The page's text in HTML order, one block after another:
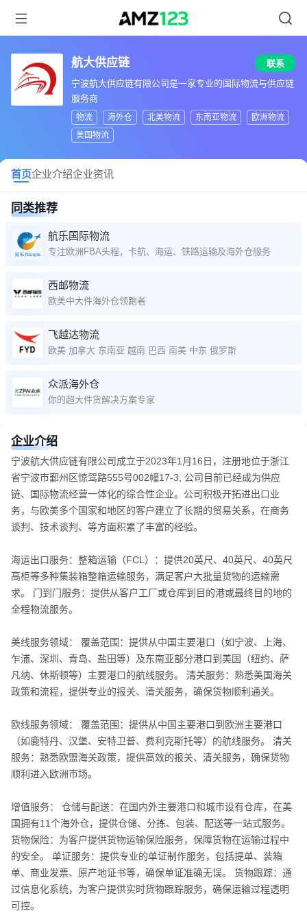
航大供应链
联系
宁波航大供应链有限公司是一家专业的国际物流与供应链
服务商
物流 海外仓 北美物流 东南亚物流
欧洲物流
美国物流
首页企业介绍企业资讯
同类推荐
航乐国际物流
专注欧洲FBA头程，卡航、海运、铁路运输及海外仓服务
西邮物流
欧美中大件海外仓领跑者
飞越达物流
欧美 加拿大 东南亚 越南 巴西 南美 中东 俄罗斯
众派海外仓
你的超大件货解决方案专家
企业介绍
宁波航大供应链有限公司成立于2023年1月16日，注册地位于浙江
省宁波市鄞州区惊驾路555号002幢17-3, 公司目前已经成为供应
链、国际物流经营一体化的综合性企业。公司积极开拓进出口业
务，与欧美多个国家和地区的客户建立了长期的贸易关系，在商务
谈判、技术谈判、等方面积累了丰富的经验。
海运出口服务：整箱运输（FCL）：提供20英尺、40英尺、40英尺
高柜等多种集装箱整箱运输服务，满足客户大批量货物的运输需
求。 门到门服务：提供从客户工厂或仓库到目的港或最终目的地的
全程物流服务。
美线服务领域： 覆盖范围：提供从中国主要港口（如宁波、上海、
乍浦、深圳、青岛、盐田等）及东南亚部分港口到美国（纽约、萨
凡纳、休斯顿等）主要港口的航线服务。 清关服务：熟悉美国海关
政策和流程，提供专业的报关、清关服务，确保货物顺利通关。
欧线服务领域： 覆盖范围：提供从中国主要港口到欧洲主要港口
（如鹿特丹、汉堡、安特卫普、费利克斯托等）的航线服务。 清关
服务：熟悉欧盟海关政策，提供高效的报关、清关服务，确保货物
顺利进入欧洲市场。
增值服务： 仓储与配送：在国内外主要港口和城市设有仓库，在美
国拥有11个海外仓，提供仓储、分拣、包装、配送等一站式服务。
货物保险：为客户提供货物运输保险服务，保障货物在运输过程中
的安全。 单证服务：提供专业的单证制作服务，包括提单、装箱
单、商业发票、原产地证书等，确保单证准确无误。 货物跟踪：通
过信息化系统，为客户提供实时货物跟踪服务，确保运输过程透明
可控。